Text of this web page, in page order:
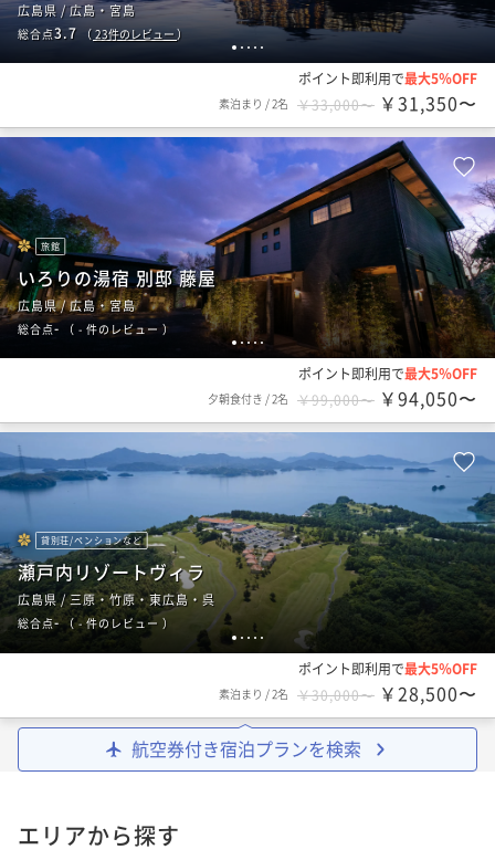
1 2 3 4 5
広島県 / 広島・宮島
総合点3.7 （ 23件のレビュー）
ポイント即利用で最大5％OFF
素泊まり /2名 ￥33,000〜 ￥31,350〜
1 2345
旅館
いろりの湯宿 別邸 藤屋
広島県 / 広島・宮島
総合点- （ - 件のレビュー ）
ポイント即利用で最大5％OFF
夕朝食付き /2名 ￥99,000〜 ￥94,050〜
1 2 3 4 5
貸別荘/ペンションなど
瀬戸内リゾートヴィラ
広島県 / 三原・竹原・東広島・呉
総合点-（- 件のレビュー ）
ポイント即利用で最大5％OFF
素泊まり /2名 ￥30,000〜 ￥28,500〜
航空券付き宿泊プランを検索
エリアから探す